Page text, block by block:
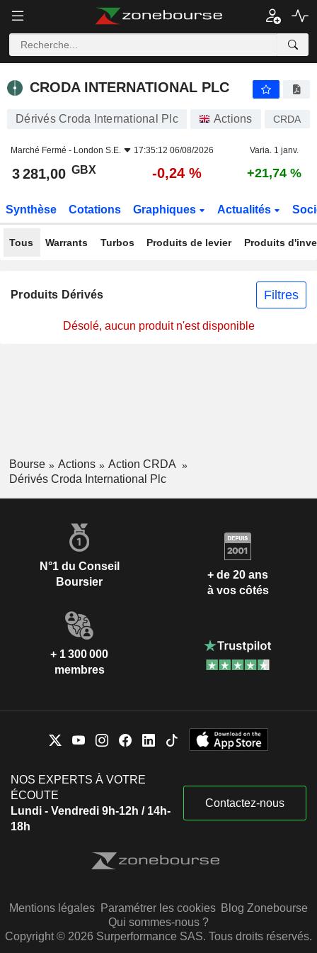
CRODA INTERNATIONAL PLC
Dérivés Croda International Plc Actions CRDA
Marché Fermé - London S.E. 17:35:12 06/08/2026 Varia. 1 janv.
3 281,00 GBX -0,24 % +21,74 %
Synthèse Cotations Graphiques Actualités
Tous Warrants Turbos Produits de levier Produits
Produits Dérivés Filtres
Désolé, aucun produit n'est disponible
Bourse Actions
Action CRDA
Dérivés Croda International Plc
N°1 du Conseil
Boursier
+ de 20 ans
à vos côtés
+ 1 300 000
membres
NOS EXPERTS À VOTRE
ÉCOUTE
Lundi - Vendredi 9h-12h / 14h-
18h
Contactez-nous
Mentions légales Paramétrer les cookies Blog Zonebourse
Qui sommes-nous ?
Copyright © 2026 Surperformance SAS. Tous droits réservés.